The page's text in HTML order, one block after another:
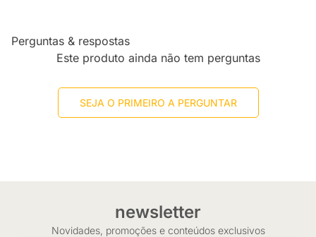
Perguntas & respostas
Este produto ainda não tem perguntas
SEJA O PRIMEIRO A PERGUNTAR
newsletter
Novidades, promoções e conteúdos exclusivos